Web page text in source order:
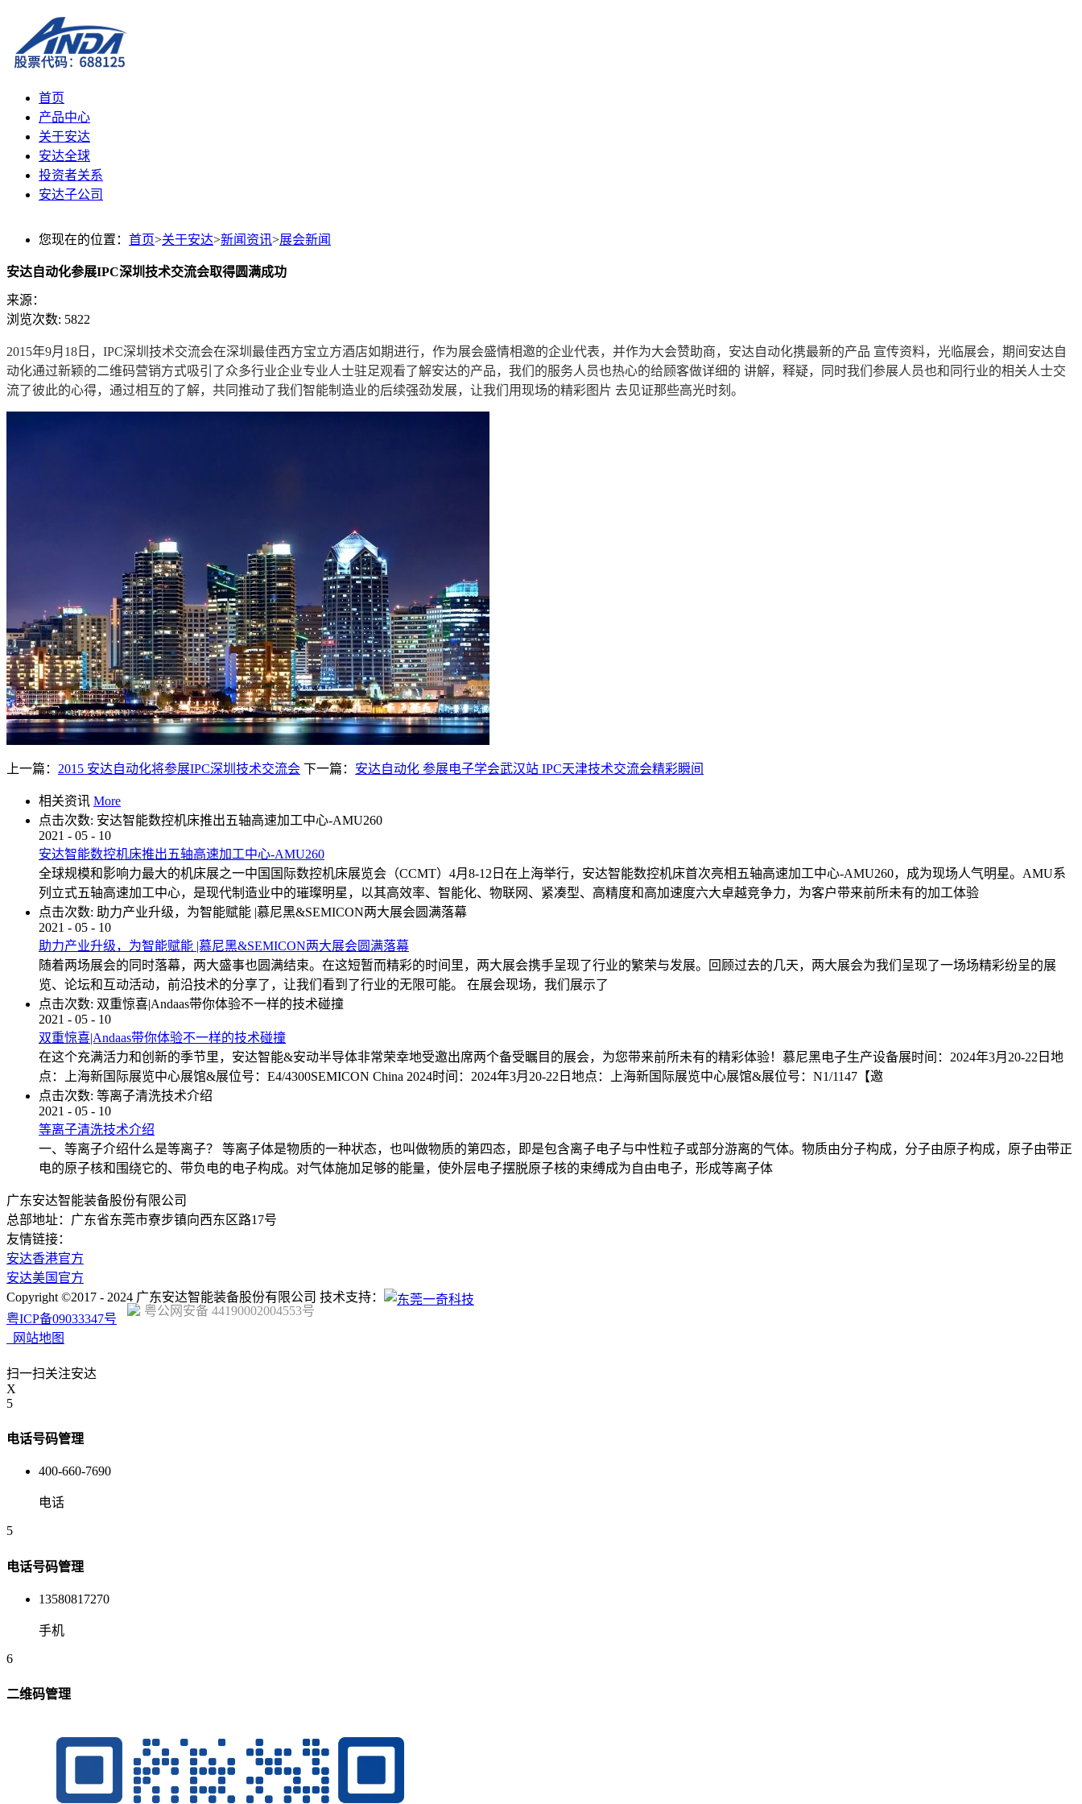
首页
产品中心
关于安达
安达全球
投资者关系
安达子公司
您现在的位置： 首页>关于安达>新闻资讯>展会新闻
安达自动化参展IPC深圳技术交流会取得圆满成功
来源：
浏览次数: 5822
2015年9月18日，IPC深圳技术交流会在深圳最佳西方宝立方酒店如期进行，作为展会盛情相邀的企业代表，并作为大会赞助商，安达自动化携最新的产品 宣传资料，光临展会，期间安达自
动化通过新颖的二维码营销方式吸引了众多行业企业专业人士驻足观看了解安达的产品，我们的服务人员也热心的给顾客做详细的 讲解，释疑，同时我们参展人员也和同行业的相关人士交
流了彼此的心得，通过相互的了解，共同推动了我们智能制造业的后续强劲发展，让我们用现场的精彩图片 去见证那些高光时刻。
上一篇： 2015 安达自动化将参展IPC深圳技术交流会 下一篇： 安达自动化 参展电子学会武汉站 IPC天津技术交流会精彩瞬间
相关资讯 More
点击次数: 安达智能数控机床推出五轴高速加工中心-AMU260
2021 - 05 - 10
安达智能数控机床推出五轴高速加工中心-AMU260
全球规模和影响力最大的机床展之一中国国际数控机床展览会（CCMT）4月8-12日在上海举行，安达智能数控机床首次亮相五轴高速加工中心-AMU260，成为现场人气明星。AMU系
列立式五轴高速加工中心，是现代制造业中的璀璨明星，以其高效率、智能化、物联网、紧凑型、高精度和高加速度六大卓越竞争力，为客户带来前所未有的加工体验
点击次数: 助力产业升级，为智能赋能 |慕尼黑&SEMICON两大展会圆满落幕
2021 - 05 - 10
助力产业升级，为智能赋能 |慕尼黑&SEMICON两大展会圆满落幕
随着两场展会的同时落幕，两大盛事也圆满结束。在这短暂而精彩的时间里，两大展会携手呈现了行业的繁荣与发展。回顾过去的几天，两大展会为我们呈现了一场场精彩纷呈的展
览、论坛和互动活动，前沿技术的分享了，让我们看到了行业的无限可能。 在展会现场，我们展示了
点击次数: 双重惊喜|Andaas带你体验不一样的技术碰撞
2021 - 05 - 10
双重惊喜|Andaas带你体验不一样的技术碰撞
在这个充满活力和创新的季节里，安达智能&安动半导体非常荣幸地受邀出席两个备受瞩目的展会，为您带来前所未有的精彩体验！慕尼黑电子生产设备展时间：2024年3月20-22日地
点：上海新国际展览中心展馆&展位号：E4/4300SEMICON China 2024时间：2024年3月20-22日地点：上海新国际展览中心展馆&展位号：N1/1147【邀
点击次数: 等离子清洗技术介绍
2021 - 05 - 10
等离子清洗技术介绍
一、等离子介绍什么是等离子？ 等离子体是物质的一种状态，也叫做物质的第四态，即是包含离子电子与中性粒子或部分游离的气体。物质由分子构成，分子由原子构成，原子由带正
电的原子核和围绕它的、带负电的电子构成。对气体施加足够的能量，使外层电子摆脱原子核的束缚成为自由电子，形成等离子体
广东安达智能装备股份有限公司
总部地址：广东省东莞市寮步镇向西东区路17号
友情链接：
安达香港官方
安达美国官方
Copyright ©2017 - 2024 广东安达智能装备股份有限公司 技术支持：
粤ICP备09033347号
网站地图
粤公网安备 44190002004553号
扫一扫关注安达
X
5
电话号码管理
400-660-7690
电话
5
电话号码管理
13580817270
手机
6
二维码管理